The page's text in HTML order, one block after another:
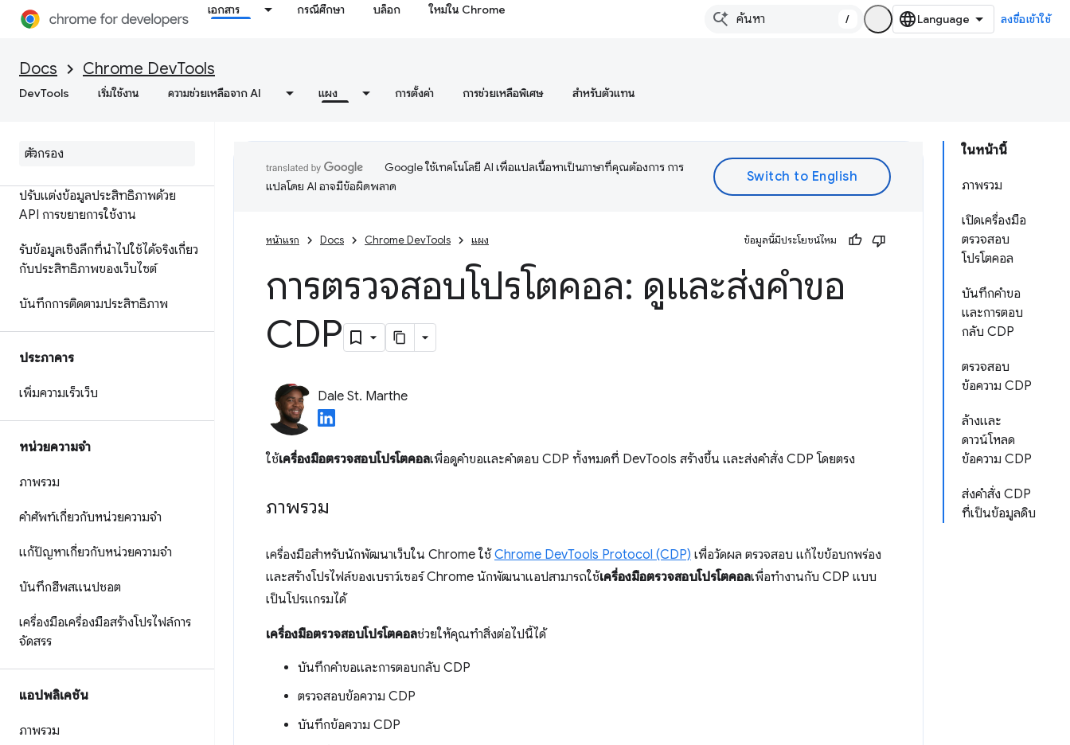
เอกสาร กรณีศึกษา บล็อก ใหม่ใน Chrome
/ ลงชื่อเข้าใช้
Docs Chrome DevTools
DevTools เริ่มใช้งาน ความช่วยเหลือจาก AI แผง การตั้งค่า การช่วยเหลือพิเศษ สำหรับตัวแทน
การอ้างอิงเหตุการณ์ในไทม์ไลน์
ประสิทธิภาพ Node
ปรับแต่งข้อมูลประสิทธิภาพด้วย
API การขยายการใช้งาน
รับข้อมูลเชิงลึกที่นำไปใช้ได้จริงเกี่ยว
กับประสิทธิภาพของเว็บไซต์
บันทึกการติดตามประสิทธิภาพ
ประภาคาร
เพิ่มความเร็วเว็บ
หน่วยความจำ
ภาพรวม
คำศัพท์เกี่ยวกับหน่วยความจำ
แก้ปัญหาเกี่ยวกับหน่วยความจำ
บันทึกฮีพสแนปชอต
เครื่องมือเครื่องมือสร้างโปรไฟล์การ
จัดสรร
แอปพลิเคชัน
ภาพรวม
ในหน้านี้
ภาพรวม
เปิดเครื่องมือ
ตรวจสอบ
โปรโตคอล
บันทึกคำขอ
และการตอบ
กลับ CDP
ตรวจสอบ
ข้อความ CDP
ล้างและ
ดาวน์โหลด
ข้อความ CDP
ส่งคำสั่ง CDP
ที่เป็นข้อมูลดิบ
Google ใช้เทคโนโลยี AI เพื่อแปลเนื้อหาเป็นภาษาที่คุณต้องการ การ
แปลโดย AI อาจมีข้อผิดพลาด
หน้าแรก Docs Chrome DevTools แผง ข้อมูลนี้มีประโยชน์ไหม
การตรวจสอบโปรโตคอล: ดูและส่งคำขอ
CDP
Dale St. Marthe
ใช้เครื่องมือตรวจสอบโปรโตคอลเพื่อดูคําขอและคําตอบ CDP ทั้งหมดที่ DevTools สร้างขึ้น และส่งคําสั่ง CDP โดยตรง
ภาพรวม
เครื่องมือสำหรับนักพัฒนาเว็บใน Chrome ใช้ Chrome DevTools Protocol (CDP) เพื่อวัดผล ตรวจสอบ แก้ไขข้อบกพร่อง
และสร้างโปรไฟล์ของเบราว์เซอร์ Chrome นักพัฒนาแอปสามารถใช้เครื่องมือตรวจสอบโปรโตคอลเพื่อทํางานกับ CDP แบบ
เป็นโปรแกรมได้
เครื่องมือตรวจสอบโปรโตคอลช่วยให้คุณทําสิ่งต่อไปนี้ได้
บันทึกคำขอและการตอบกลับ CDP
ตรวจสอบข้อความ CDP
บันทึกข้อความ CDP